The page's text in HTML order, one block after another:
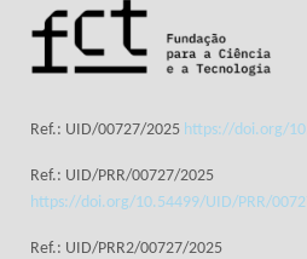
Ref.: UID/00727/2025 https://doi.org/
Ref.: UID/PRR/00727/2025
https://doi.org/10.54499/UID/PRR/
Ref.: UID/PRR2/00727/2025